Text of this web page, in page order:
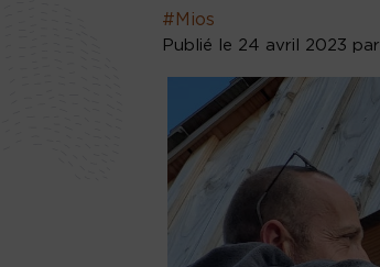
#Mios
Publié le 24 avril 2023 par